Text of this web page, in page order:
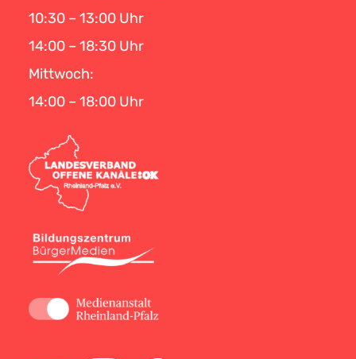
10:30 – 13:00 Uhr
14:00 – 18:30 Uhr
Mittwoch:
14:00 – 18:00 Uhr